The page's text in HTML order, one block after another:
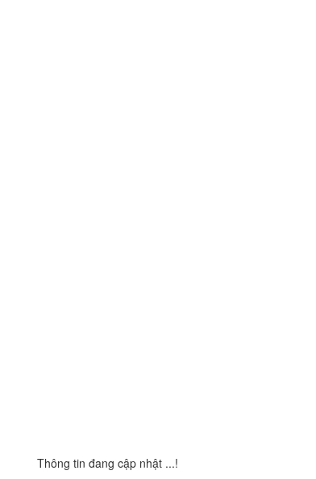
Thông tin đang cập nhật ...!